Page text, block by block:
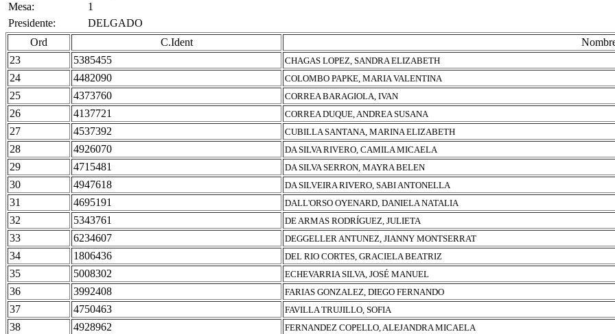
Mesa:
1
Presidente:
DELGADO
Ord
C.Ident
23
5385455 CHAGAS LOPEZ, SANDRA ELIZABETH
24 4482090 COLOMBO PAPKE, MARIA VALENTINA
25 4373760 CORREA BARAGIOLA, IVAN
26 4137721 CORREA DUQUE, ANDREA SUSANA
27 4537392 CUBILLA SANTANA, MARINA ELIZABETH
28 4926070 DA SILVA RIVERO, CAMILA MICAELA
29 4715481 DA SILVA SERRON, MAYRA BELEN
30 4947618 DA SILVEIRA RIVERO, SABI ANTONELLA
31 4695191 DALL'ORSO OYENARD, DANIELA NATALIA
32 5343761 DE ARMAS RODRÍGUEZ, JULIETA
33 6234607 DEGGELLER ANTUNEZ, JIANNY MONTSERRAT
34 1806436 DEL RIO CORTES, GRACIELA BEATRIZ
35 5008302 ECHEVARRIA SILVA, JOSÉ MANUEL
36 3992408 FARIAS GONZALEZ, DIEGO FERNANDO
37 4750463 FAVILLA TRUJILLO, SOFIA
38 4928962 FERNANDEZ COPELLO, ALEJANDRA MICAELA